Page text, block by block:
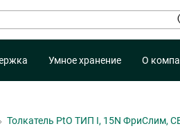
Умное хранение О
Толкатель PtO ТИП I, 15N ФриСлим,